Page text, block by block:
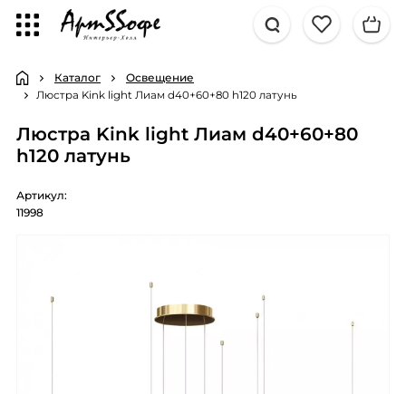
Каталог Освещение
Люстра Kink light Лиам d40+60+80 h120 латунь
Люстра Kink light Лиам d40+60+80
h120 латунь
Артикул:
11998